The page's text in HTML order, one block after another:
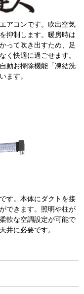
アコンです。吹出空気
抑制します。暖房時は
って吹き出すため、足
く快適に過ごせます。
動お掃除機能「凍結洗
ます。
す。本体にダクトを接
できます。照明や柱が
軟な空調設定が可能で
井に必要です。